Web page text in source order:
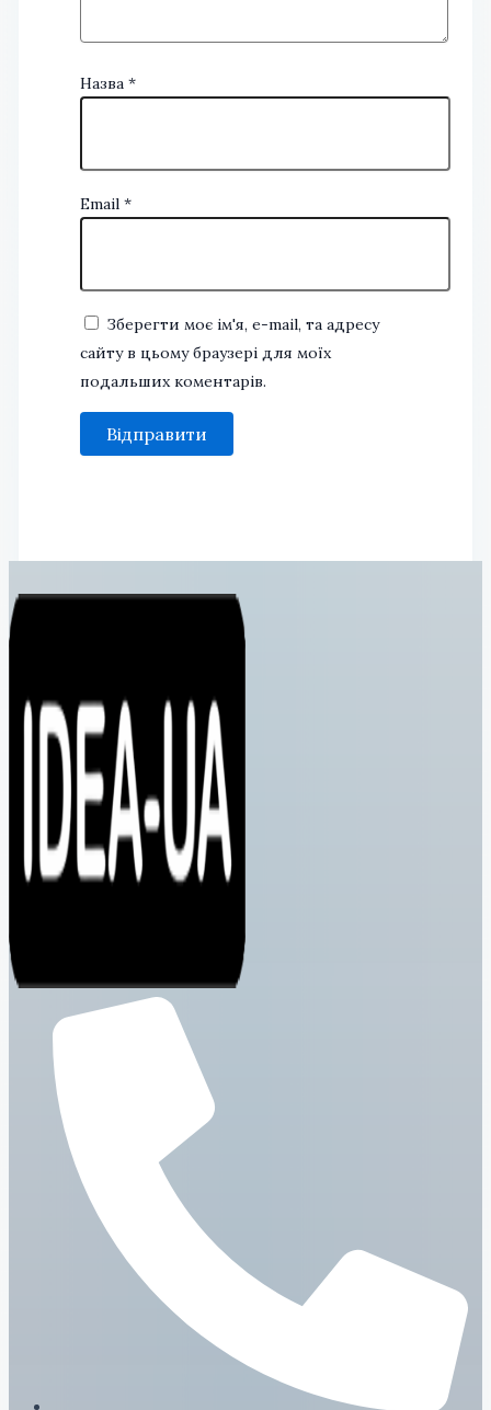
Назва *
Email *
Зберегти моє ім'я, e-mail, та адресу
сайту в цьому браузері для моїх
подальших коментарів.